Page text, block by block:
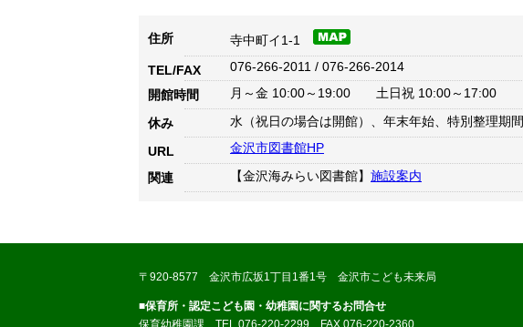
住所 寺中町イ1-1
TEL/FAX
076-266-2011 / 076-266-2014
開館時間
月～金 10:00～19:00 土日祝 10:00～17:00
休み 水（祝日の場合は開館）、年末年始、特別整理期間
URL 金沢市図書館HP
関連 【金沢海みらい図書館】 施設案内
〒920-8577 金沢市広坂1丁目1番1号 金沢市こども未来局
■保育所・認定こども園・幼稚園に関するお問合せ
保育幼稚園課 TEL 076-220-2299 FAX 076-220-2360